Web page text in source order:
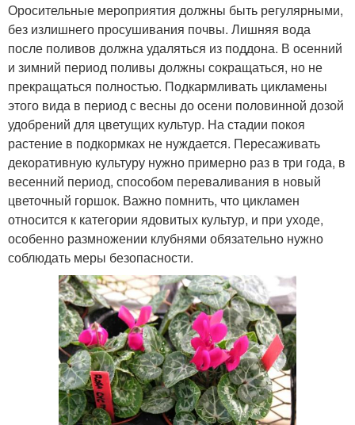
Оросительные мероприятия должны быть регулярными,
без излишнего просушивания почвы. Лишняя вода
после поливов должна удаляться из поддона. В осенний
и зимний период поливы должны сокращаться, но не
прекращаться полностью. Подкармливать цикламены
этого вида в период с весны до осени половинной дозой
удобрений для цветущих культур. На стадии покоя
растение в подкормках не нуждается. Пересаживать
декоративную культуру нужно примерно раз в три года, в
весенний период, способом переваливания в новый
цветочный горшок. Важно помнить, что цикламен
относится к категории ядовитых культур, и при уходе,
особенно размножении клубнями обязательно нужно
соблюдать меры безопасности.